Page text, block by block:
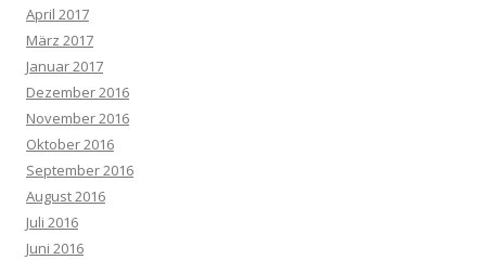
April 2017
März 2017
Januar 2017
Dezember 2016
November 2016
Oktober 2016
September 2016
August 2016
Juli 2016
Juni 2016